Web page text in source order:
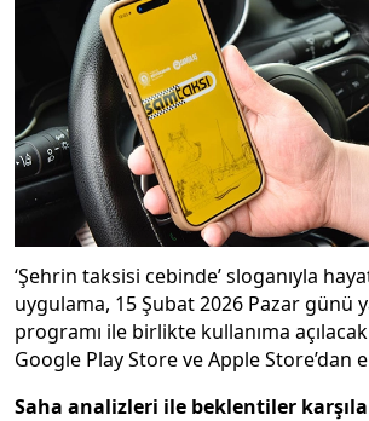
‘Şehrin taksisi cebinde’ sloganıyla
uygulama, 15 Şubat 2026 Pazar günü
programı ile birlikte kullanıma
Google Play Store ve Apple Store’dan
Saha analizleri ile beklentiler